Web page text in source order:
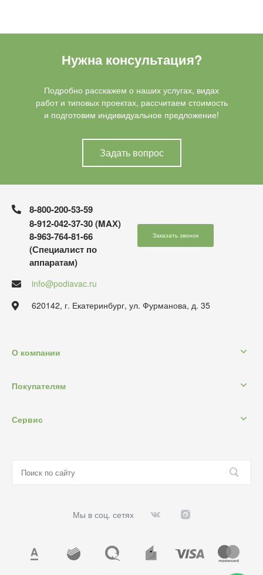
Нужна консультация?
Подробно расскажем о наших услугах, видах
работ и типовых проектах, рассчитаем стоимость
и подготовим индивидуальное предложение!
Задать вопрос
8-800-200-53-59
8-912-042-37-30 (MAХ)
8-963-764-81-66
(Специалист по
аппаратам)
Заказать звонок
info@podiavac.ru
620142, г. Екатеринбург, ул. Фурманова, д. 35
О компании
Покупателям
Сервис
Мы в соц. сетях